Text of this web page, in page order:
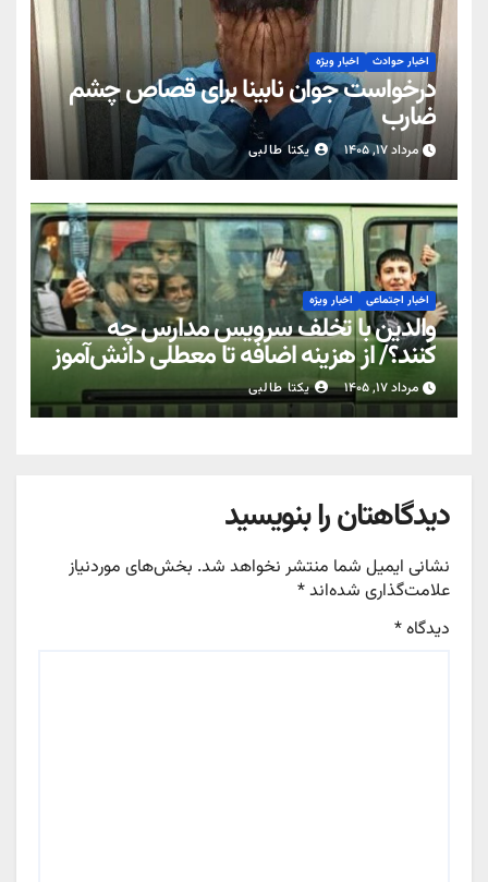
اخبار حوادث اخبار ویژه
درخواست جوان نابینا برای قصاص چشم
ضارب
مرداد ۱۷, ۱۴۰۵ یکتا طالبی
اخبار اجتماعی اخبار ویژه
والدین با تخلف سرویس مدارس چه
کنند؟/ از هزینه اضافه تا معطلی دانش‌آموز
مرداد ۱۷, ۱۴۰۵ یکتا طالبی
دیدگاهتان را بنویسید
نشانی ایمیل شما منتشر نخواهد شد. بخش‌های موردنیاز
علامت‌گذاری شده‌اند*
دیدگاه*